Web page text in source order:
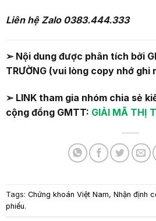
Liên hệ Zalo 0383.444.333
➢ Nội dung được phân tích bởi
TRƯỜNG(vui lòng copy nhớ ghi
➢ LINK tham gia nhóm chia sẻ
cộng đồng GMTT: GIẢI MÃ THỊ
Tags: Chứng khoán Việt Nam, Nhận định
phiếu.